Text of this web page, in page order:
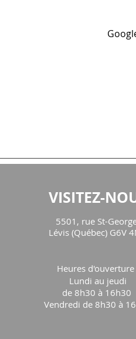
VISITEZ-
5501, rue St-
Lévis (Québec) G6V
Heures d'ouverture
Lundi au jeudi
de 8h30 à 16h30
Vendredi de 8h30 à